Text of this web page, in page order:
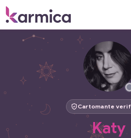
Cartomante
Katy